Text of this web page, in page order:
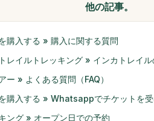
他の記事。
購入する » 購入に関する質問
レイルトレッキング » インカトレイ
ー » よくある質問（FAQ）
購入する » Whatsappでチケットを
ング » オープン日での予約